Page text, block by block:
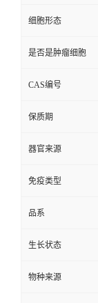
细胞形态
是否是肿瘤细胞
CAS编号
保质期
器官来源
免疫类型
品系
生长状态
物种来源